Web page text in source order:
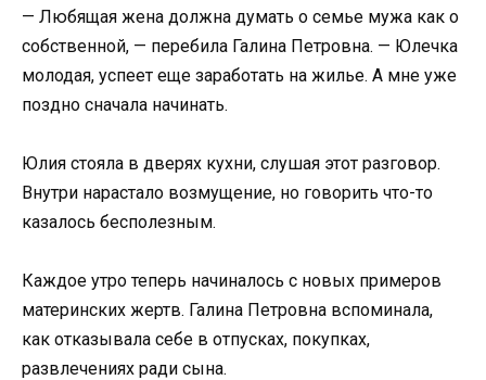
— Любящая жена должна думать о семье мужа как о
собственной, — перебила Галина Петровна. — Юлечка
молодая, успеет еще заработать на жилье. А мне уже
поздно сначала начинать.
Юлия стояла в дверях кухни, слушая этот разговор.
Внутри нарастало возмущение, но говорить что-то
казалось бесполезным.
Каждое утро теперь начиналось с новых примеров
материнских жертв. Галина Петровна вспоминала,
как отказывала себе в отпусках, покупках,
развлечениях ради сына.